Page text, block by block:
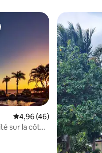
Note moyenne de 4,96
4,96 (46)
sur la côte